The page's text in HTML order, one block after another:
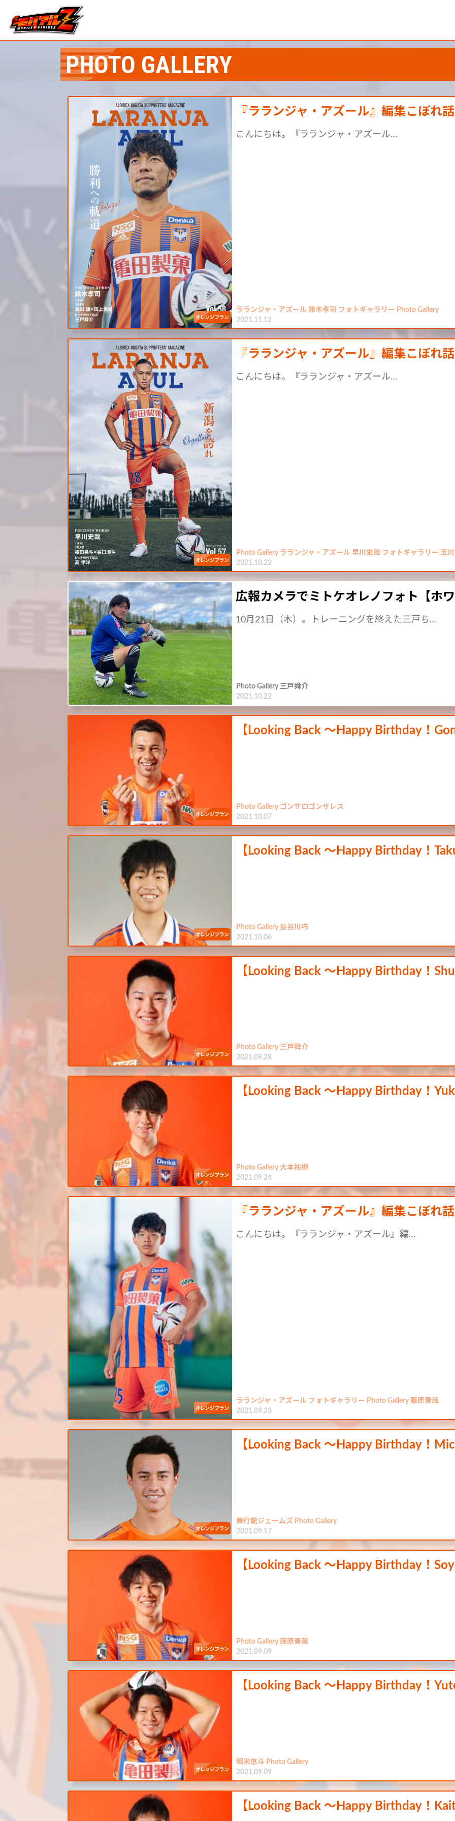
PHOTO GALLERY
『ラランジャ・アズール』編集こぼれ
こんにちは。『ラランジャ・アズール…
ラランジャ・アズール 鈴木孝司 フォトギャラリー Photo Gallery
2021.11.12
『ラランジャ・アズール』編集こぼれ
こんにちは。『ラランジャ・アズール…
Photo Gallery ラランジャ・アズール 早川史哉 フォトギャラリー 玉
2021.10.22
広報カメラでミトケオレノフォト【ホ
10月21日（木）。トレーニングを終えた三戸ち…
Photo Gallery 三戸舜介
2021.10.22
【Looking Back ～Happy Birthday！
Photo Gallery ゴンサロゴンザレス
2021.10.07
【Looking Back ～Happy Birthday！
Photo Gallery 長谷川巧
2021.10.06
【Looking Back ～Happy Birthday！
Photo Gallery 三戸舜介
2021.09.28
【Looking Back ～Happy Birthday！
Photo Gallery 大本祐槻
2021.09.24
『ラランジャ・アズール』編集こぼれ
こんにちは。『ラランジャ・アズール』編…
ラランジャ・アズール フォトギャラリー Photo Gallery 藤原奏哉
2021.09.23
【Looking Back ～Happy Birthday！
舞行龍ジェームズ Photo Gallery
2021.09.17
【Looking Back ～Happy Birthday！
Photo Gallery 藤原奏哉
2021.09.09
【Looking Back ～Happy Birthday！
堀米悠斗 Photo Gallery
2021.09.09
【Looking Back ～Happy Birthday！